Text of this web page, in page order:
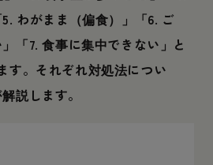
わがまま（偏食）」「6. ご
「7. 食事に集中できない」と
す。それぞれ対処法につい
説します。